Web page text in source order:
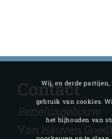
Contact
Beneluxgebouw
Van Heuven
Wij, en derde
gebruik van cookies.
het bijhouden van